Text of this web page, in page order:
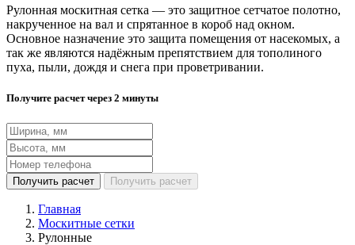
Рулонная москитная сетка — это защитное сетчатое полотно,
накрученное на вал и спрятанное в короб над окном.
Основное назначение это защита помещения от насекомых, а
так же являются надёжным препятствием для тополиного
пуха, пыли, дождя и снега при проветривании.
Получите расчет через 2 минуты
Получить расчет Получить расчет
Главная
Москитные сетки
Рулонные